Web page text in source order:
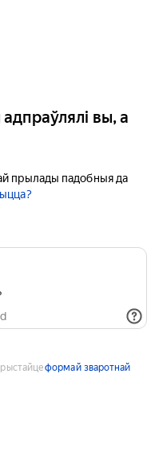
вы, а
прылады падобныя да
формай зваротнай